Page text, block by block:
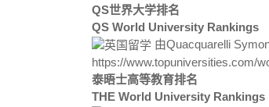
QS世界大学排名
QS World University Rankings
由Quacquarelli
https://www.topuniversities.com/
泰晤士高等教育排名
THE World University Rankings